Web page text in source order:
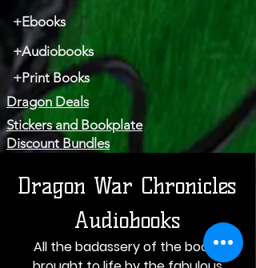
+Ebooks
+Audiobooks
+Print Books
Dragon Deals
Stickers and Bookplate
Discount Bundles
Dragon War Chronicles
Audiobooks
All the badassery of the books